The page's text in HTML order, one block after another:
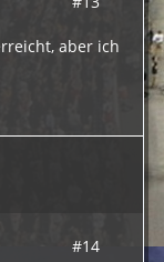
aber ich
#14